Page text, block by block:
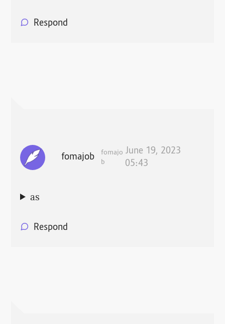
Respond
fomajob
fomajo
b
June 19, 2023
05:43
as
Respond